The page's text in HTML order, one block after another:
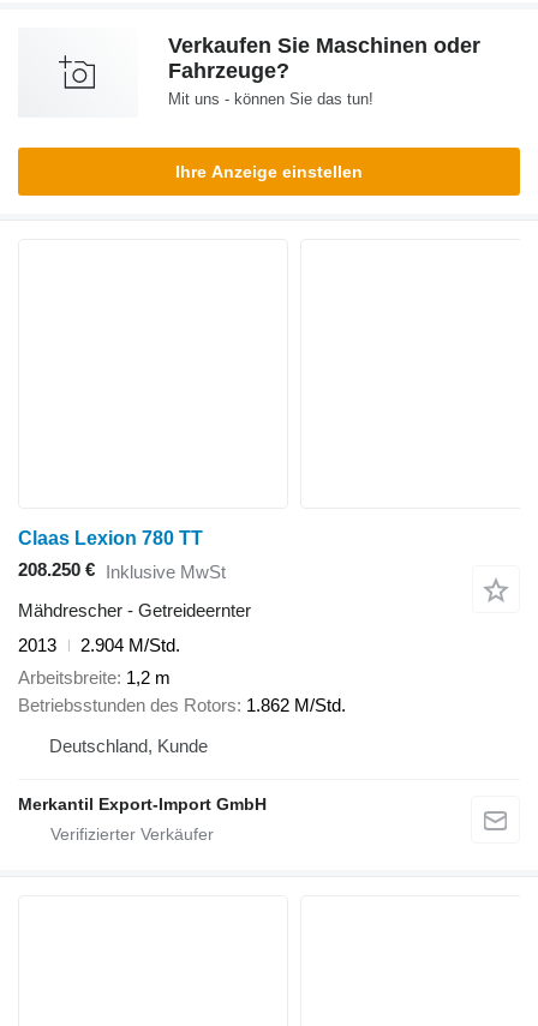
Verkaufen Sie Maschinen oder
Fahrzeuge?
Mit uns - können Sie das tun!
Ihre Anzeige einstellen
Claas Lexion 780 TT
208.250 € Inklusive MwSt
Mähdrescher - Getreideernter
2013
2.904 M/Std.
Arbeitsbreite 1,2 m
Betriebsstunden des Rotors 1.862 M/Std.
Deutschland, Kunde
Merkantil Export-Import GmbH